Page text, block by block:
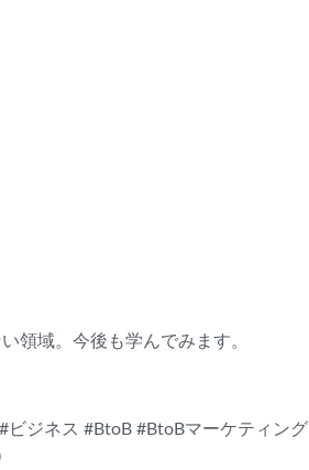
領域。今後も学んでみます。
ジネス #BtoB #BtoBマーケティング